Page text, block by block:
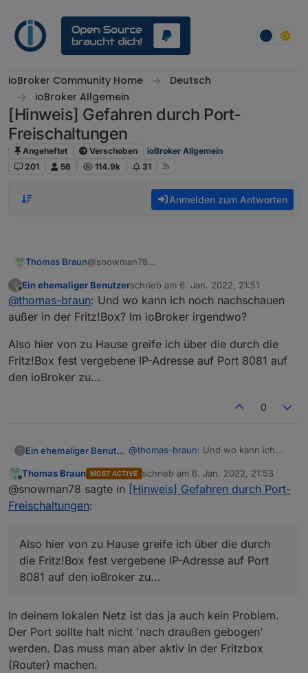
ioBroker Community Home
Deutsch
ioBroker Allgemein
[Hinweis] Gefahren durch Port-
Freischaltungen
Angeheftet Verschoben
ioBroker Allgemein
201
56 114.9k 31
Anmelden zum Antworten
Thomas Braun@snowman78
nicht erreichbar.
Mit ShieldsUp! kann man aber auch mal
schauen:
https://www.grc.com/x/ne.dll?bh0bkyd2
?
Offline
Ein ehemaliger Benutzerschrieb am 6. Jan. 2022, 21:51
zuletzt editiert von
@thomas-braun: Und wo kann ich noch nachschauen
außer in der Fritz!Box? Im ioBroker irgendwo?
Also hier von zu Hause greife ich über die durch die
Fritz!Box fest vergebene IP-Adresse auf Port 8081 auf
den ioBroker zu...
0
? Ein ehemaliger Benutzer @thomas-braun: Und wo kann ich
Fritz!Box? Im ioBroker irgendwo?
Also hier von zu Hause greife ich
über die durch die Fritz!Box fest
Thomas Braun MOST ACTIVE schrieb am 6. Jan. 2022, 21:53
zuletzt editiert von
@snowman78 sagte in [Hinweis] Gefahren durch Port-
Freischaltungen:
Also hier von zu Hause greife ich über die durch
die Fritz!Box fest vergebene IP-Adresse auf Port
8081 auf den ioBroker zu...
In deinem lokalen Netz ist das ja auch kein Problem.
Der Port sollte halt nicht 'nach draußen gebogen'
werden. Das muss man aber aktiv in der Fritzbox
(Router) machen.